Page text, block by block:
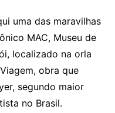
uma das maravilhas
MAC, Museu de
localizado na orla
obra que
segundo maior
no Brasil.